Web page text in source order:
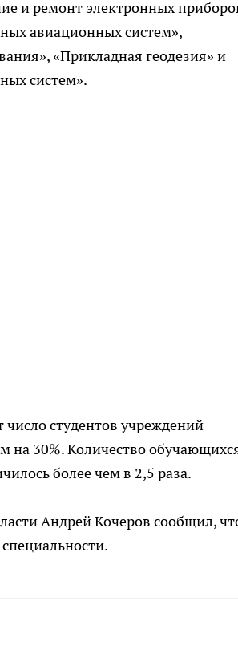
и ремонт электронных
авиационных систем»,
«Прикладная геодезия» и
систем».
число студентов учреждений
на 30%. Количество
более чем в 2,5 раза.
Андрей Кочеров сообщил,